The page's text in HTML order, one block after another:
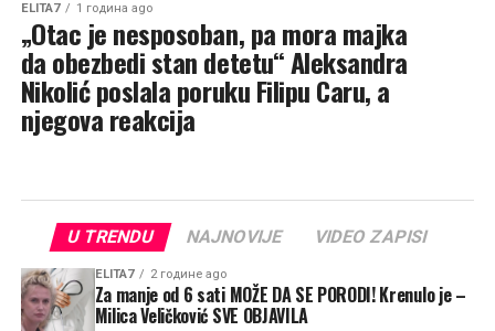
ELITA7 1 година ago
„Otac je nesposoban, pa mora majka
da obezbedi stan detetu“ Aleksandra
Nikolić poslala poruku Filipu Caru, a
njegova reakcija
U TRENDU NAJNOVIJE VIDEO ZAPISI
ELITA7 2 године ago
Za manje od 6 sati MOŽE DA SE PORODI! Krenulo je –
Milica Veličković SVE OBJAVILA